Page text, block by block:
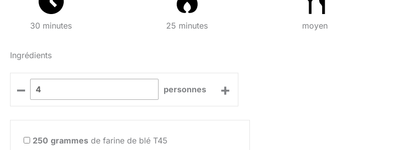
30 minutes 25 minutes moyen
Ingrédients
– personnes +
250 grammes de farine de blé T45